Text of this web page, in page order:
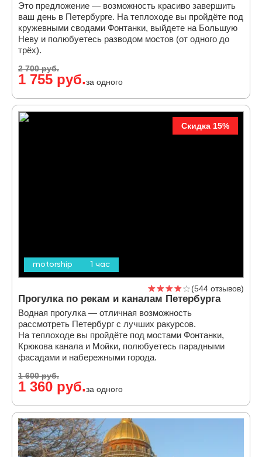
Это предложение — возможность красиво завершить
ваш день в Петербурге. На теплоходе вы пройдёте под
кружевными сводами Фонтанки, выйдете на Большую
Неву и полюбуетесь разводом мостов (от одного до
трёх).
2 700 руб.
1 755 руб.за одного
motorship 1 час
Скидка 15%
544 отзывов
Прогулка по рекам и каналам Петербурга
Водная прогулка — отличная возможность
рассмотреть Петербург с лучших ракурсов.
На теплоходе вы пройдёте под мостами Фонтанки,
Крюкова канала и Мойки, полюбуетесь парадными
фасадами и набережными города.
1 600 руб.
1 360 руб.за одного